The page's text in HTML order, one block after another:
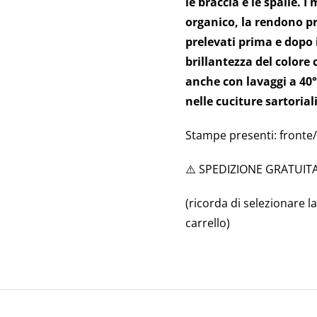
organico, la rendono
prelevati prima e
brillantezza del
anche con lavaggi a
nelle cuciture
Stampe presenti:
⚠️ SPEDIZIONE
(ricorda di selezionare
carrello)